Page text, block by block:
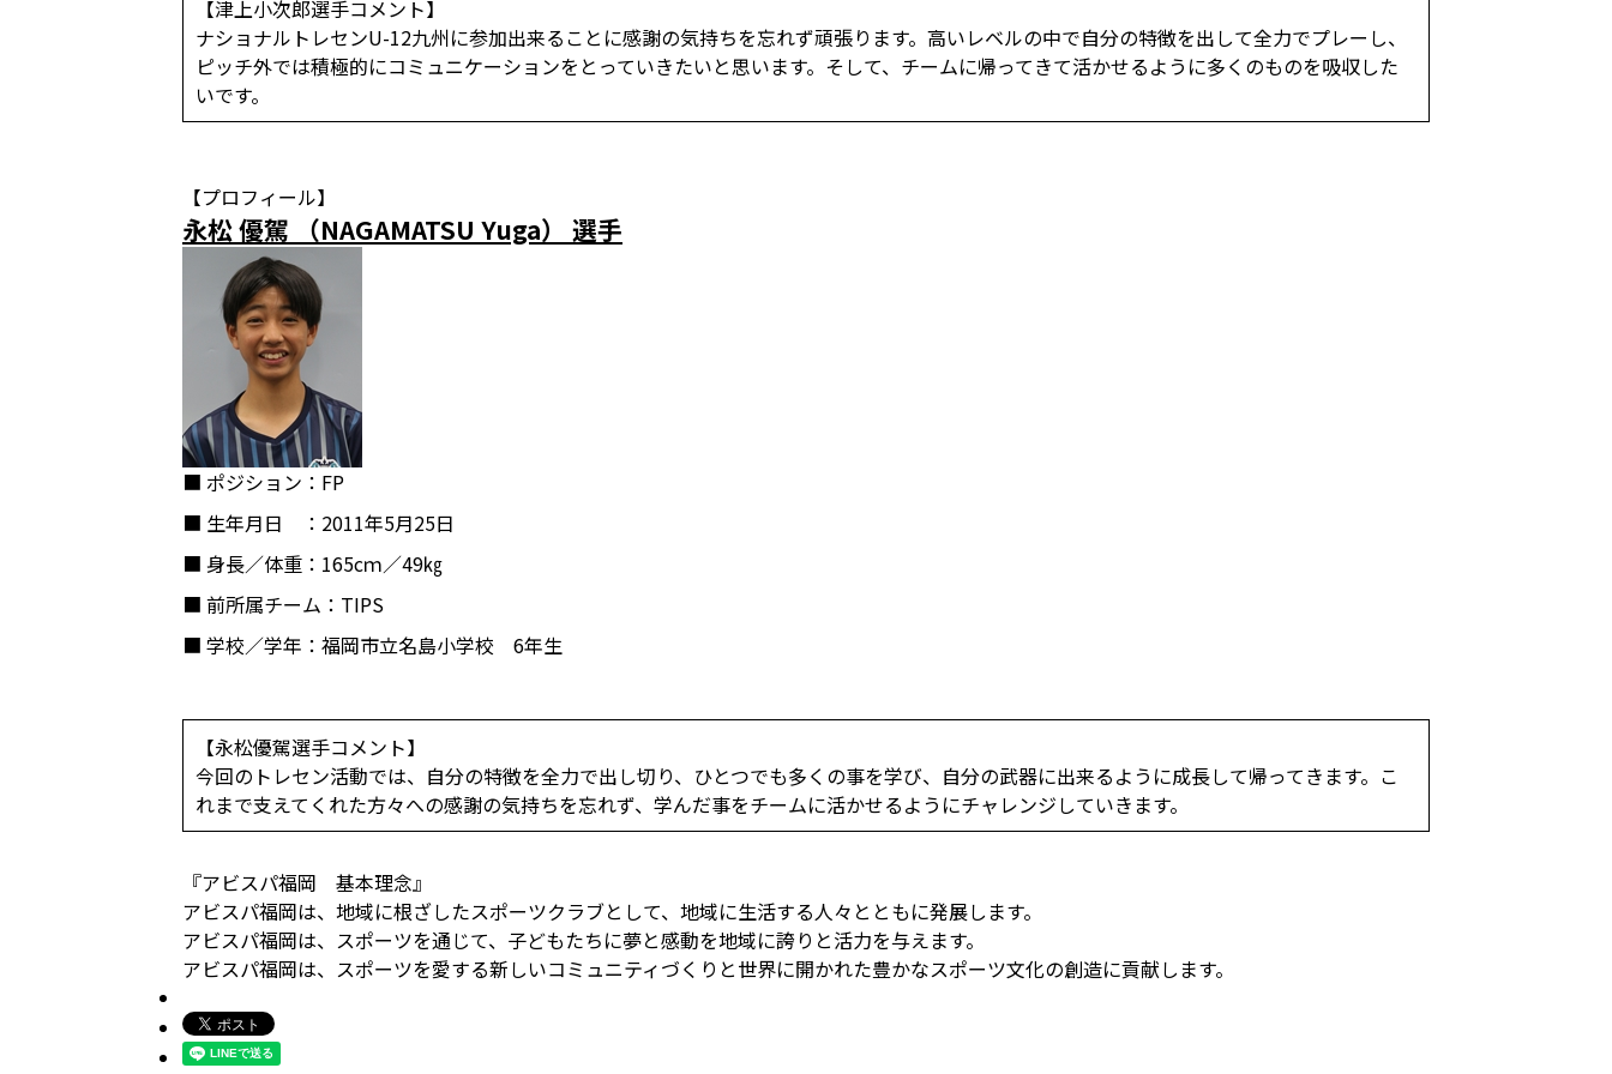
【津上小次郎選手コメント】
ナショナルトレセンU-12九州に参加出来ることに感謝の気持ちを忘れず頑張ります。高いレベルの中で自分の特徴を出して全力でプレーし、
ピッチ外では積極的にコミュニケーションをとっていきたいと思います。そして、チームに帰ってきて活かせるように多くのものを吸収した
いです。
【プロフィール】
永松 優駕 （NAGAMATSU Yuga） 選手
■ ポジション ：FP
■ 生年月日
：2011年5月25日
■ 身長／体重 ：165cｍ／49㎏
■ 前所属チーム ：TIPS
■ 学校／学年 ：福岡市立名島小学校 6年生
【永松優駕選手コメント】
今回のトレセン活動では、自分の特徴を全力で出し切り、ひとつでも多くの事を学び、自分の武器に出来るように成長して帰ってきます。こ
れまで支えてくれた方々への感謝の気持ちを忘れず、学んだ事をチームに活かせるようにチャレンジしていきます。
『アビスパ福岡 基本理念』
アビスパ福岡は、地域に根ざしたスポーツクラブとして、地域に生活する人々とともに発展します。
アビスパ福岡は、スポーツを通じて、子どもたちに夢と感動を地域に誇りと活力を与えます。
アビスパ福岡は、スポーツを愛する新しいコミュニティづくりと世界に開かれた豊かなスポーツ文化の創造に貢献します。